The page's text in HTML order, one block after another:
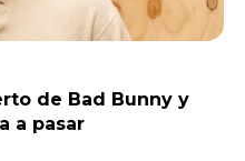
de Bad Bunny y
a pasar